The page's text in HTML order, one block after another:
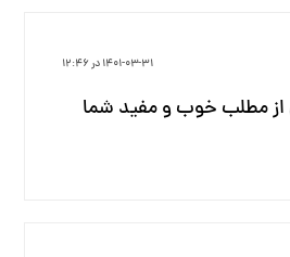
۱۴۰۱-۰۳-۳۱ در ۱۲:۴۶
از مطلب خوب و مفید شما